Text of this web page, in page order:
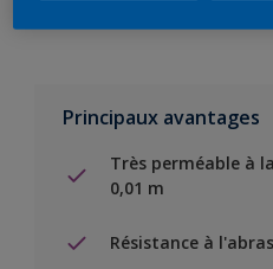
Principaux avantages
Très perméable à
0,01 m
Résistance à